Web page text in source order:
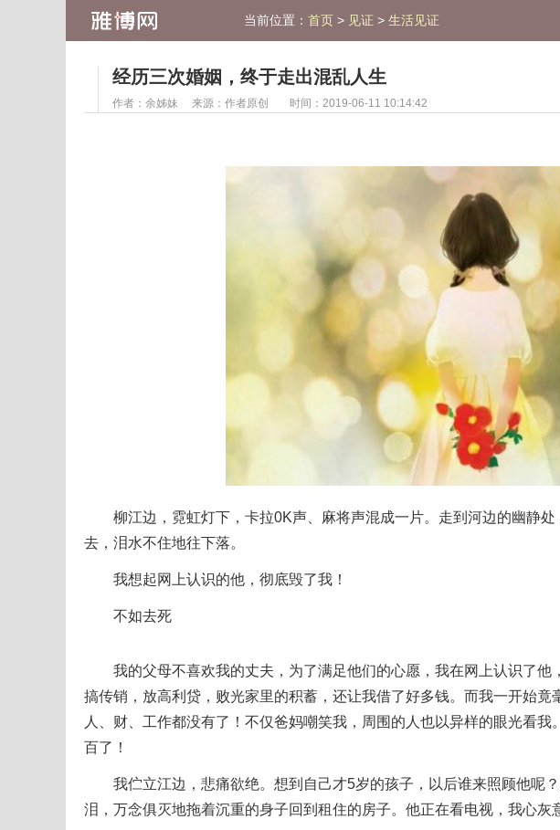
当前位置： 首页 > 见证 > 生活见证
经历三次婚姻，终于走出混乱人生
作者： 余姊妹 来源： 作者原创 时间：2019-06-11 10:14:42
柳江边，霓虹灯下，卡拉0K声、麻将声混成一片。走到河边的幽静处
去，泪水不住地往下落。
我想起网上认识的他，彻底毁了我！
不如去死
我的父母不喜欢我的丈夫，为了满足他们的心愿，我在网上认识了他
搞传销，放高利贷，败光家里的积蓄，还让我借了好多钱。而我一开始竟
人、财、工作都没有了！不仅爸妈嘲笑我，周围的人也以异样的眼光看
百了！
我伫立江边，悲痛欲绝。想到自己才5岁的孩子，以后谁来照顾他呢
泪，万念俱灭地拖着沉重的身子回到租住的房子。他正在看电视，我心